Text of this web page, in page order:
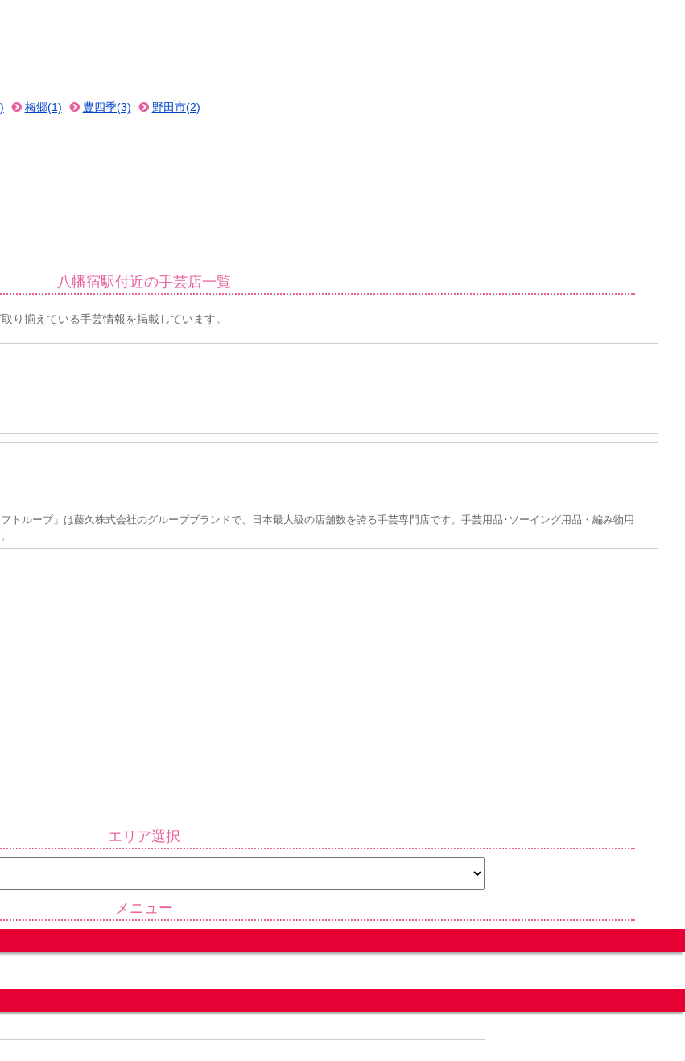
梅郷(1) 豊四季(3) 野田市(2)
八幡宿駅付近の手芸店一覧
り揃えている手芸情報を掲載しています。
トループ」は藤久株式会社のグループブランドで、日本最大級の店舗数を誇る手芸専門店です。手芸用品･ソーイング用品・編み物用
エリア選択
メニュー